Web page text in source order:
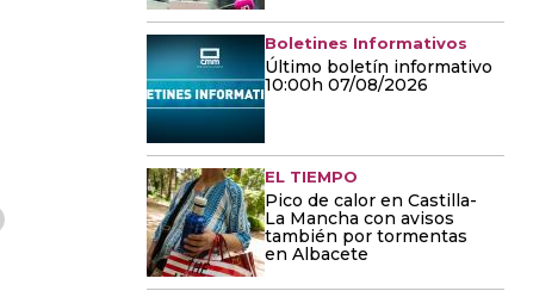
Boletines Informativos
Último boletín informativo
10:00h 07/08/2026
EL TIEMPO
Pico de calor en Castilla-
La Mancha con avisos
también por tormentas
en Albacete